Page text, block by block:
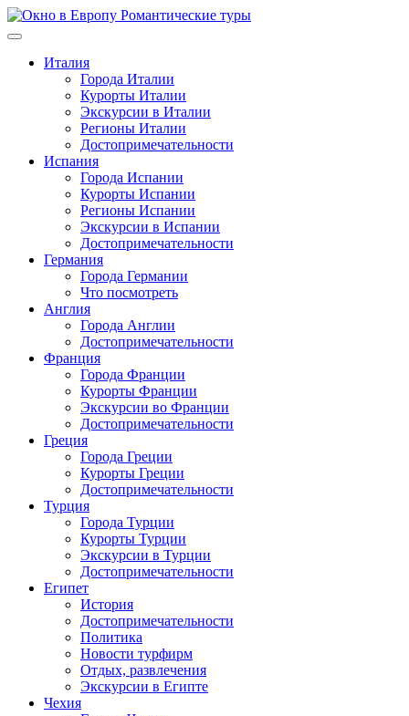
Перейти
к
Италия
Города Италии
Курорты Италии
Экскурсии в Италии
Регионы Италии
Достопримечательности
Испания
Города Испании
Курорты Испании
Регионы Испании
Экскурсии в Испании
Достопримечательности
Германия
Города Германии
Что посмотреть
Англия
Города Англии
Достопримечательности
Франция
Города Франции
Курорты Франции
Экскурсии во Франции
Достопримечательности
Греция
Города Греции
Курорты Греции
Достопримечательности
Турция
Города Турции
Курорты Турции
Экскурсии в Турции
Достопримечательности
Египет
История
Достопримечательности
Политика
Новости турфирм
Отдых, развлечения
Экскурсии в Египте
Чехия